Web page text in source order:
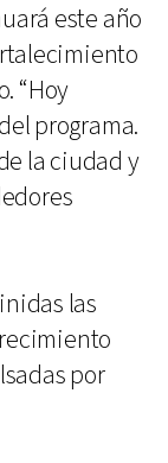
este año
“Hoy
programa.
la ciudad y
las
por